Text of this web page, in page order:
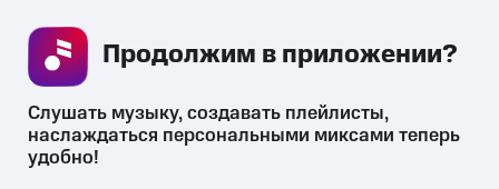
СКАЧАТЬ ПРИЛОЖЕНИЕ
Слушать музыку, создавать плейлисты,
наслаждаться персональными миксами теперь
удобно!